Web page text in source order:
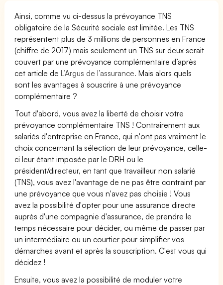
Ainsi, comme vu ci-dessus la prévoyance TNS
obligatoire de la Sécurité sociale est limitée. Les TNS
représentent plus de 3 millions de personnes en France
(chiffre de 2017) mais seulement un TNS sur deux serait
couvert par une prévoyance complémentaire d’après
cet article deL’Argus de l’assurance. Mais alors quels
sont les avantages à souscrire à une prévoyance
complémentaire ?
Tout d'abord, vous avez la liberté de choisir votre
prévoyance complémentaire TNS ! Contrairement aux
salariés d'entreprise en France, qui n'ont pas vraiment le
choix concernant la sélection de leur prévoyance, celle-
ci leur étant imposée par le DRH ou le
président/directeur, en tant que travailleur non salarié
(TNS), vous avez l'avantage de ne pas être contraint par
une prévoyance que vous n'avez pas choisie ! Vous
avez la possibilité d'opter pour une assurance directe
auprès d'une compagnie d'assurance, de prendre le
temps nécessaire pour décider, ou même de passer par
un intermédiaire ou un courtier pour simplifier vos
démarches avant et après la souscription. C'est vous qui
décidez !
Ensuite, vous avez la possibilité de moduler votre